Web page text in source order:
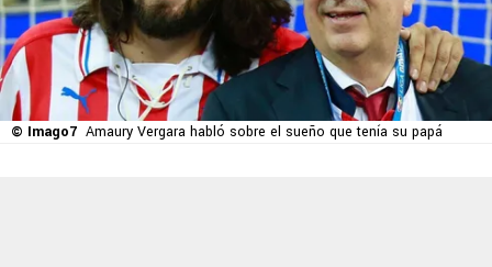
© Imago7 Amaury Vergara habló sobre el sueño que tenía su papá